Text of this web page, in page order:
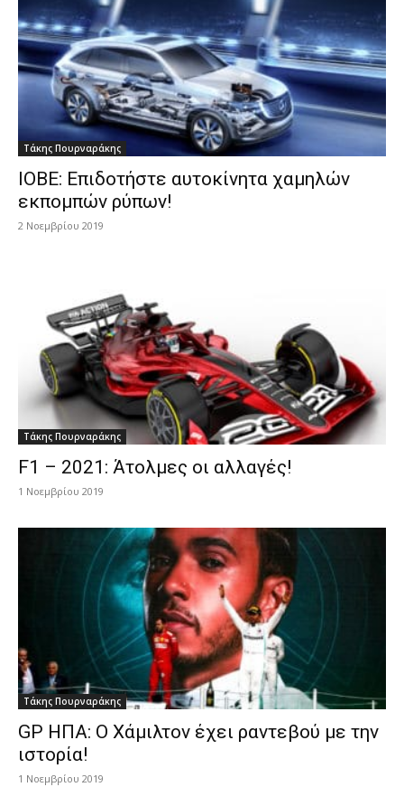
Τάκης Πουρναράκης
IOBE: Επιδοτήστε αυτοκίνητα χαμηλών
εκπομπών ρύπων!
2 Νοεμβρίου 2019
Τάκης Πουρναράκης
F1 – 2021: Άτολμες οι αλλαγές!
1 Νοεμβρίου 2019
Τάκης Πουρναράκης
GP ΗΠΑ: Ο Χάμιλτον έχει ραντεβού με την
ιστορία!
1 Νοεμβρίου 2019